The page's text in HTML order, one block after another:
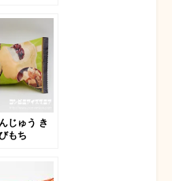
じゅう き
もち